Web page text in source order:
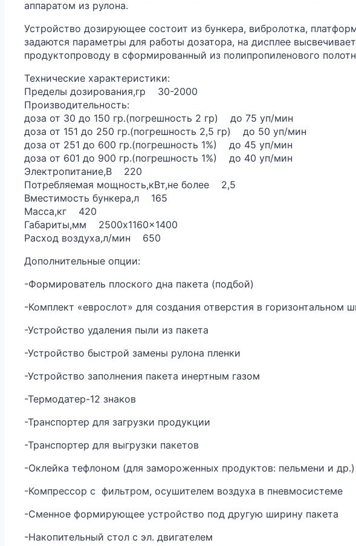
аппаратом из рулона.
Устройство дозирующее состоит из бункера, вибролотка,
задаются параметры для работы дозатора, на дисплее
продуктопроводу в сформированный из полипропиленового
Технические характеристики:
Пределы дозирования,гр 30-2000
Производительность:
доза от 30 до 150 гр.(погрешность 2 гр) до 75 уп/мин
доза от 151 до 250 гр.(погрешность 2,5 гр) до 50 уп/мин
доза от 251 до 600 гр.(погрешность 1%) до 45 уп/мин
доза от 601 до 900 гр.(погрешность 1%) до 40 уп/мин
Электропитание,В 220
Потребляемая мощность,кВт,не более 2,5
Вместимость бункера,л 165
Масса,кг 420
Габариты,мм 2500x1160x1400
Расход воздуха,л/мин 650
Дополнительные опции:
-Формирователь плоского дна пакета (подбой)
-Комплект «еврослот» для создания отверстия в горизонтальном
-Устройство удаления пыли из пакета
-Устройство быстрой замены рулона пленки
-Устройство заполнения пакета инертным газом
-Термодатер-12 знаков
-Транспортер для загрузки продукции
-Транспортер для выгрузки пакетов
-Оклейка тефлоном (для замороженных продуктов: пельмени и др.)
-Компрессор с фильтром, осушителем воздуха в пневмосистеме
-Сменное формирующее устройство под другую ширину пакета
-Накопительный стол с эл. двигателем